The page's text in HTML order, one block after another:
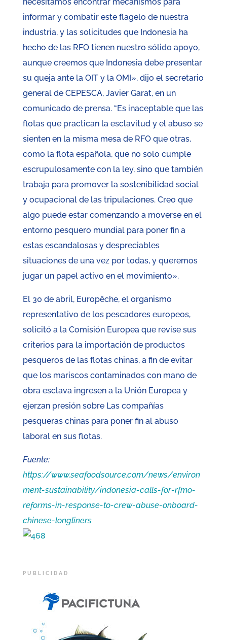
informar y combatir este flagelo de nuestra
industria, y las solicitudes que Indonesia ha
hecho de las RFO tienen nuestro sólido apoyo,
aunque creemos que Indonesia debe presentar
su queja ante la OIT y la OMI», dijo el secretario
general de CEPESCA, Javier Garat, en un
comunicado de prensa. “Es inaceptable que las
flotas que practican la esclavitud y el abuso se
sienten en la misma mesa de RFO que otras,
como la flota española, que no solo cumple
escrupulosamente con la ley, sino que también
trabaja para promover la sostenibilidad social
y ocupacional de las tripulaciones. Creo que
algo puede estar comenzando a moverse en el
entorno pesquero mundial para poner fin a
estas escandalosas y despreciables
situaciones de una vez por todas, y queremos
jugar un papel activo en el movimiento».
El 30 de abril, Europêche, el organismo
representativo de los pescadores europeos,
solicitó a la Comisión Europea que revise sus
criterios para la importación de productos
pesqueros de las flotas chinas, a fin de evitar
que los mariscos contaminados con mano de
obra esclava ingresen a la Unión Europea y
ejerzan presión sobre Las compañías
pesqueras chinas para poner fin al abuso
laboral en sus flotas.
Fuente:
https://www.seafoodsource.com/news/environ
ment-sustainability/indonesia-calls-for-rfmo-
reforms-in-response-to-crew-abuse-onboard-
chinese-longliners